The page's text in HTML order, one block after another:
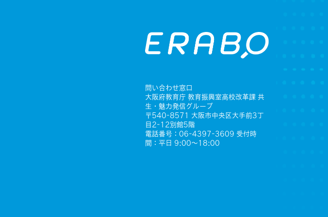
問い合わせ窓口
大阪府教育庁 教育振興室高校改革課 共
生・魅力発信グループ
〒540-8571 大阪市中央区大手前3丁
目2-12別館5階
電話番号：06-4397-3609 受付時
間：平日 9:00〜18:00